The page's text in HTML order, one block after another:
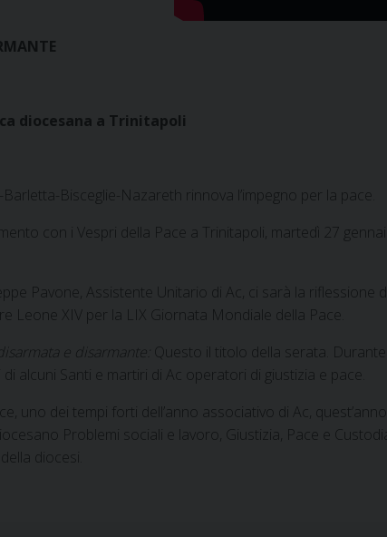
diocesana a Trinitapoli
Bisceglie-Nazareth rinnova l’impegno per la pace.
con i Vespri della Pace a Trinitapoli, martedì 27
Pavone, Assistente Unitario di Ac, ci sarà la riflessione
Leone XIV per la LIX Giornata Mondiale della Pace.
e disarmante:
Questo il titolo della serata.
alcuni Santi e martiri di Ac operatori di giustizia e pace.
uno dei tempi forti dell’anno associativo di Ac,
Problemi sociali e lavoro, Giustizia, Pace e
diocesi.